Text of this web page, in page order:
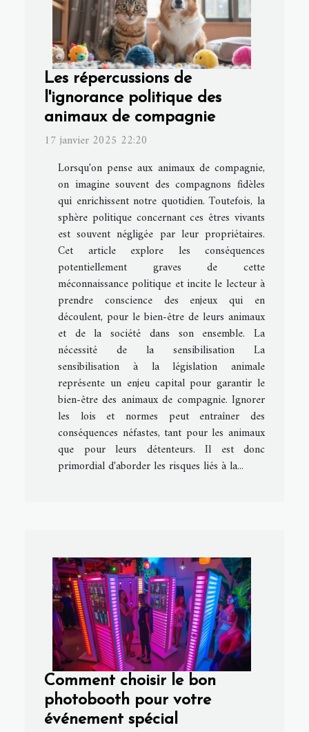
Les répercussions de
l'ignorance politique des
animaux de compagnie
17 janvier 2025 22:20
Lorsqu'on pense aux animaux de compagnie,
on imagine souvent des compagnons fidèles
qui enrichissent notre quotidien. Toutefois, la
sphère politique concernant ces êtres vivants
est souvent négligée par leur propriétaires.
Cet article explore les conséquences
potentiellement graves de cette
méconnaissance politique et incite le lecteur à
prendre conscience des enjeux qui en
découlent, pour le bien-être de leurs animaux
et de la société dans son ensemble. La
nécessité de la sensibilisation La
sensibilisation à la législation animale
représente un enjeu capital pour garantir le
bien-être des animaux de compagnie. Ignorer
les lois et normes peut entraîner des
conséquences néfastes, tant pour les animaux
que pour leurs détenteurs. Il est donc
primordial d'aborder les risques liés à la...
Comment choisir le bon
photobooth pour votre
événement spécial